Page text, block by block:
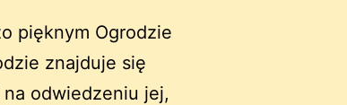
pięknym Ogrodzie
znajduje się
na odwiedzeniu jej,